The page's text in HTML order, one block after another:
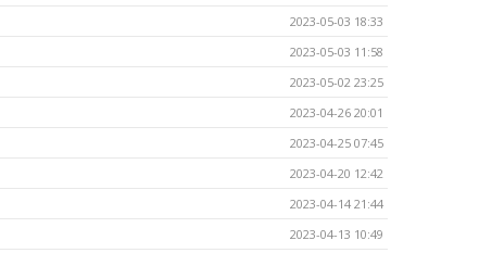
2023-05-03 18:33
2023-05-03 11:58
2023-05-02 23:25
2023-04-26 20:01
2023-04-25 07:45
2023-04-20 12:42
2023-04-14 21:44
2023-04-13 10:49